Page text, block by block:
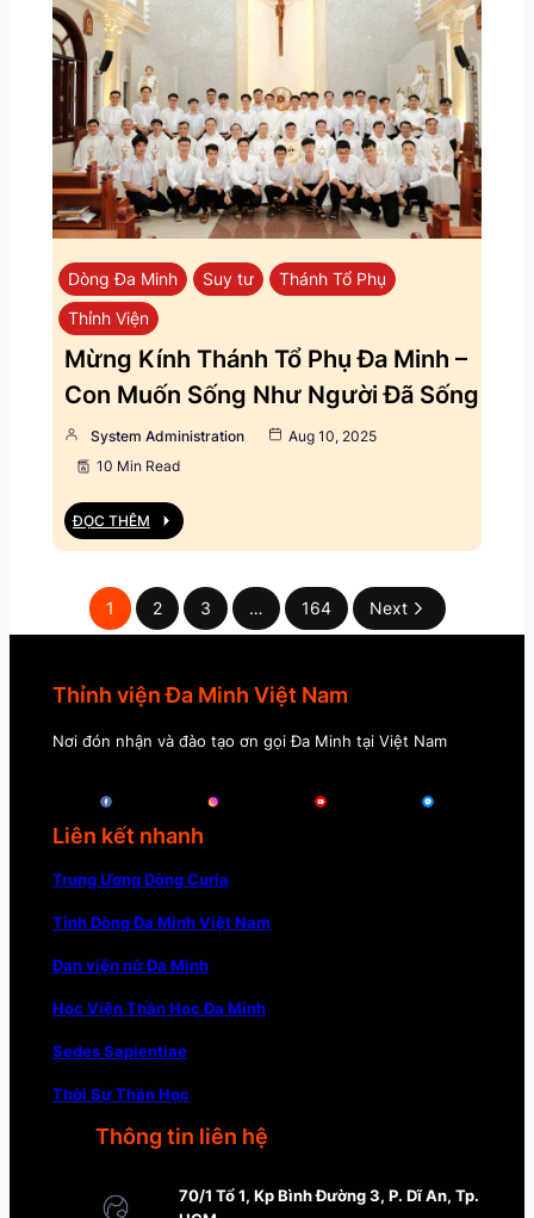
Dòng Đa Minh Suy tư
Thánh Tổ Phụ
Thỉnh Viện
Mừng Kính Thánh Tổ Phụ Đa Minh –
Con Muốn Sống Như Người Đã Sống
System Administration
Aug 10, 2025
10 Min Read
ĐỌC THÊM
1 2 3 … 164 Next
Thỉnh viện Đa Minh Việt Nam
Nơi đón nhận và đào tạo ơn gọi Đa Minh tại Việt Nam
Liên kết nhanh
Trung Ương Dòng Curia
Tỉnh Dòng Đa Minh Việt Nam
Đan viện nữ Đa Minh
Học Viện Thần Học Đa Minh
Sedes Sapientiae
Thời Sự Thần Học
Thông tin liên hệ
70/1 Tổ 1, Kp Bình Đường 3, P. Dĩ An, Tp.